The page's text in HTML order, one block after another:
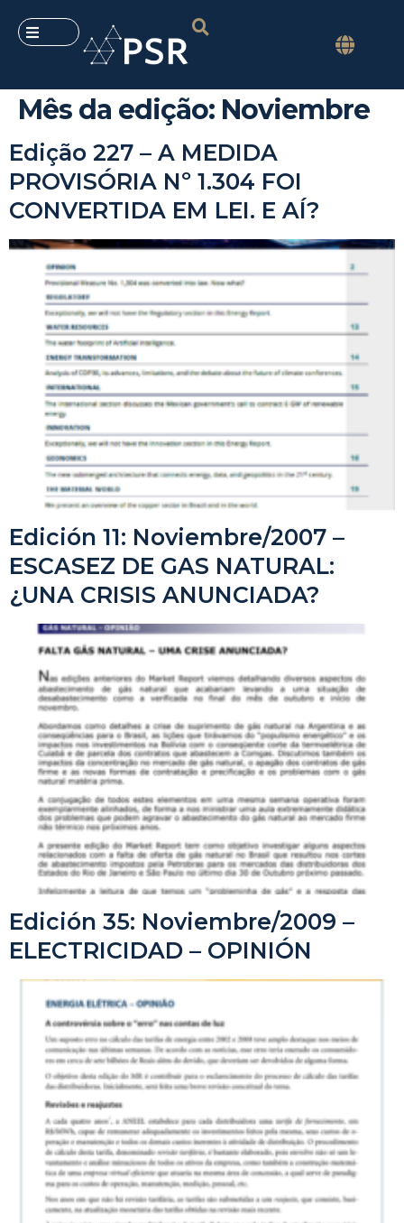
Mês da edição: Noviembre
Edição 227 – A MEDIDA
PROVISÓRIA Nº 1.304 FOI
CONVERTIDA EM LEI. E AÍ?
Edición 11: Noviembre/2007 –
ESCASEZ DE GAS NATURAL:
¿UNA CRISIS ANUNCIADA?
Edición 35: Noviembre/2009 –
ELECTRICIDAD – OPINIÓN